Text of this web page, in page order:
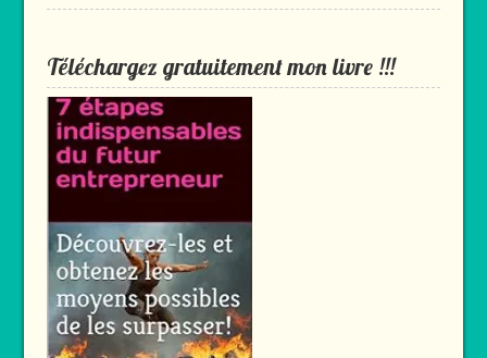
Téléchargez gratuitement mon livre !!!